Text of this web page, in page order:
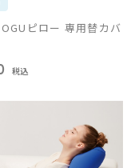
ピロー 専用替カバ
税込